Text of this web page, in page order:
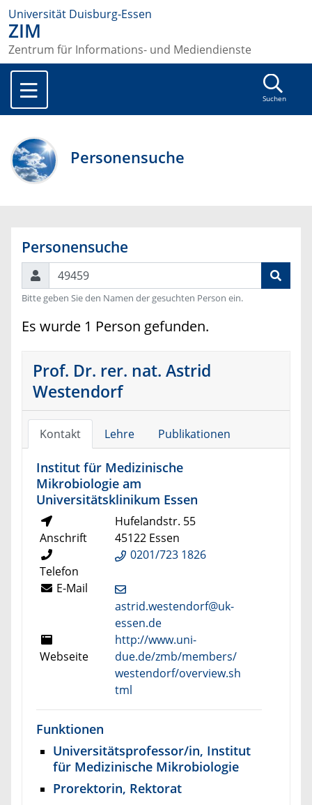
Universität Duisburg-Essen
ZIM
Zentrum für Informations- und Mediendienste
Suchen
Personensuche
Personensuche
Suchen
Bitte geben Sie den Namen der gesuchten Person ein.
Es wurde 1 Person gefunden.
Prof. Dr. rer. nat. Astrid
Westendorf
Kontakt Lehre Publikationen
Institut für Medizinische
Mikrobiologie am
Universitätsklinikum Essen
Anschrift
Hufelandstr. 55
45122 Essen
Telefon
0201/723 1826
E-Mail
astrid.westendorf@uk-
essen.de
Webseite
http://www.uni-
due.de/zmb/members/
westendorf/overview.sh
tml
Funktionen
Universitätsprofessor/in, Institut
für Medizinische Mikrobiologie
Prorektorin, Rektorat